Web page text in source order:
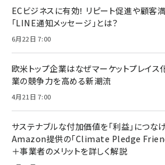
ECビジネスに有効！ リピート促進や顧客
「LINE通知メッセージ」とは？
6月22日 7:00
欧米トップ企業はなぜマーケットプレイ
業の競争力を高める新潮流
4月21日 7:00
サステナブルな付加価値を「利益」につな
Amazon提供の「Climate Pledge
＋事業者のメリットを詳しく解説